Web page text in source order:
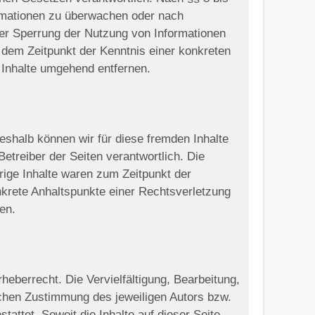
zu überwachen oder nach
Sperrung der Nutzung von Informationen
Zeitpunkt der Kenntnis einer konkreten
umgehend entfernen.
können wir für diese fremden Inhalte
der Seiten verantwortlich. Die
Inhalte waren zum Zeitpunkt der
Anhaltspunkte einer Rechtsverletzung
Die Vervielfältigung, Bearbeitung,
Zustimmung des jeweiligen Autors bzw.